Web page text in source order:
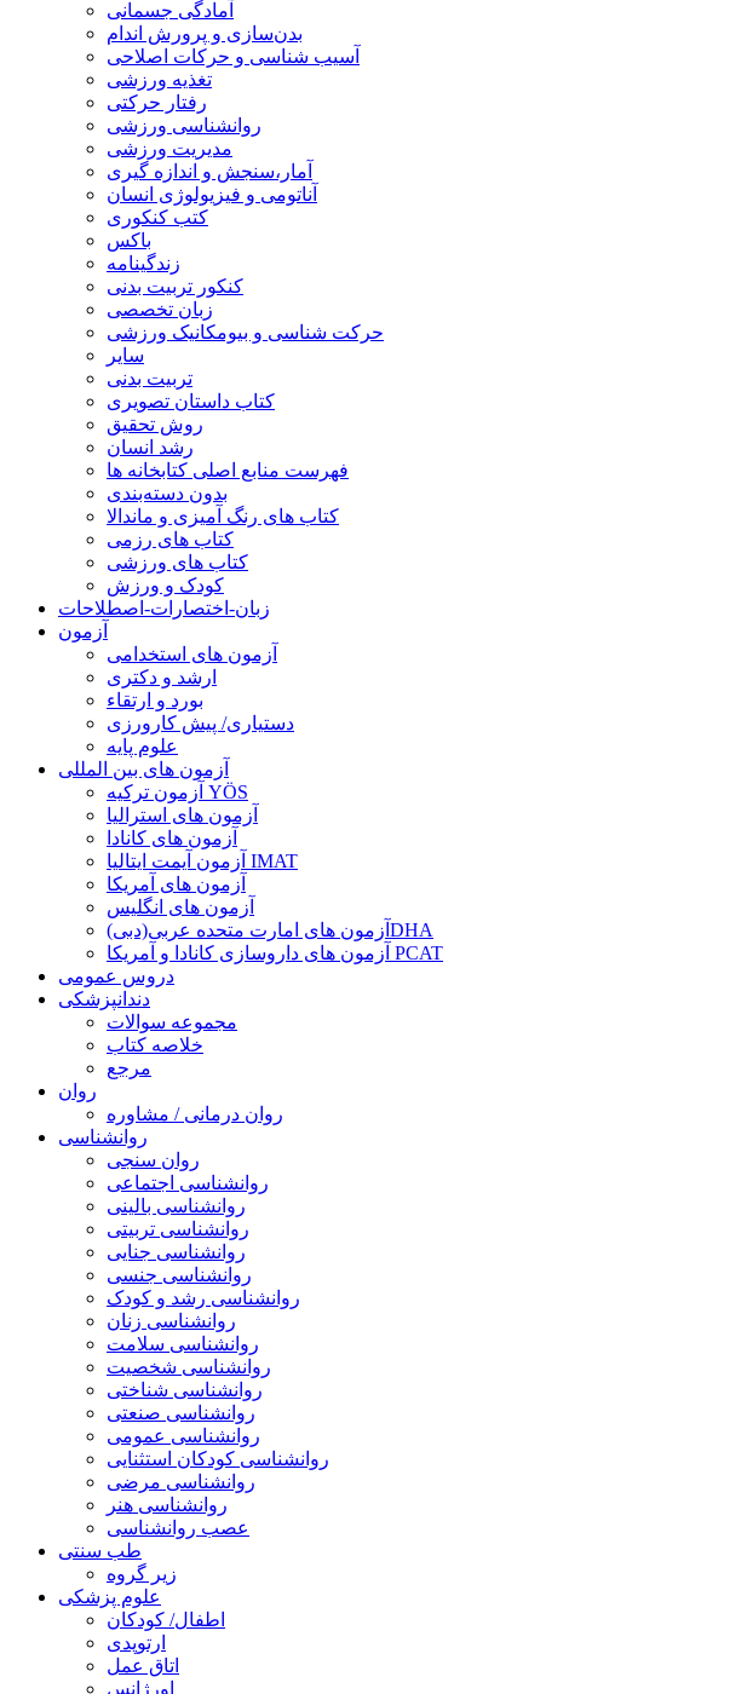
آمادگی جسمانی
بدن‌سازی و پرورش اندام
آسیب شناسی و حرکات اصلاحی
تغذیه ورزشی
رفتار حرکتی
روانشناسی ورزشی
مدیریت ورزشی
آمار،سنجش و اندازه گیری
آناتومی و فیزیولوژی انسان
کتب کنکوری
باکس
زندگینامه
کنکور تربیت بدنی
زبان تخصصی
حرکت شناسی و بیومکانیک ورزشی
سایر
تربیت بدنی
کتاب داستان تصویری
روش تحقیق
رشد انسان
فهرست منابع اصلی کتابخانه ها
بدون دسته‌بندی
کتاب های رنگ آمیزی و ماندالا
کتاب های رزمی
کتاب های ورزشی
کودک و ورزش
زبان-اختصارات-اصطلاحات
آزمون
آزمون های استخدامی
ارشد و دکتری
بورد و ارتقاء
دستیاری/ پیش کارورزی
علوم پایه
آزمون های بین المللی
آزمون تركيه YÖS
آزمون های استرالیا
آزمون های کانادا
آزمون آیمت ایتالیا IMAT
آزمون های آمریکا
آزمون های انگلیس
آزمون های امارت متحده عربی(دبی)DHA
آزمون های داروسازی کانادا و آمریکا PCAT
دروس عمومی
دندانپزشکی
مجموعه سوالات
خلاصه کتاب
مرجع
روان
روان درمانی / مشاوره
روانشناسی
روان سنجی
روانشناسی اجتماعی
روانشناسی بالینی
روانشناسی تربیتی
روانشناسی جنایی
روانشناسی جنسی
روانشناسی رشد و کودک
روانشناسی زنان
روانشناسی سلامت
روانشناسی شخصیت
روانشناسی شناختی
روانشناسی صنعتی
روانشناسی عمومی
روانشناسی کودکان استثنایی
روانشناسی مرضی
روانشناسی هنر
عصب روانشناسی
طب سنتی
زیر گروه
علوم پزشکی
اطفال/ کودکان
ارتوپدی
اتاق عمل
اورژانس